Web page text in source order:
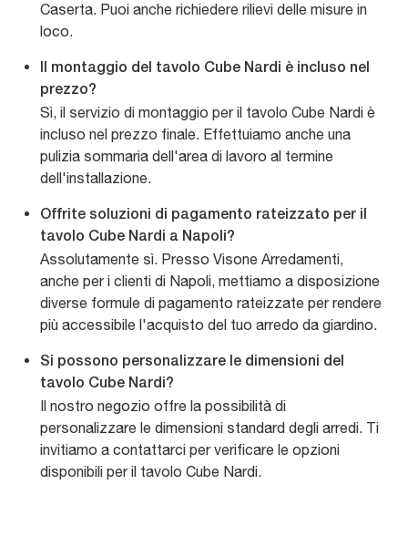
Caserta. Puoi anche richiedere rilievi delle misure in
loco.
Il montaggio del tavolo Cube Nardi è incluso nel
prezzo?
Sì, il servizio di montaggio per il tavolo Cube Nardi è
incluso nel prezzo finale. Effettuiamo anche una
pulizia sommaria dell'area di lavoro al termine
dell'installazione.
Offrite soluzioni di pagamento rateizzato per il
tavolo Cube Nardi a Napoli?
Assolutamente sì. Presso Visone Arredamenti,
anche per i clienti di Napoli, mettiamo a disposizione
diverse formule di pagamento rateizzate per rendere
più accessibile l'acquisto del tuo arredo da giardino.
Si possono personalizzare le dimensioni del
tavolo Cube Nardi?
Il nostro negozio offre la possibilità di
personalizzare le dimensioni standard degli arredi. Ti
invitiamo a contattarci per verificare le opzioni
disponibili per il tavolo Cube Nardi.